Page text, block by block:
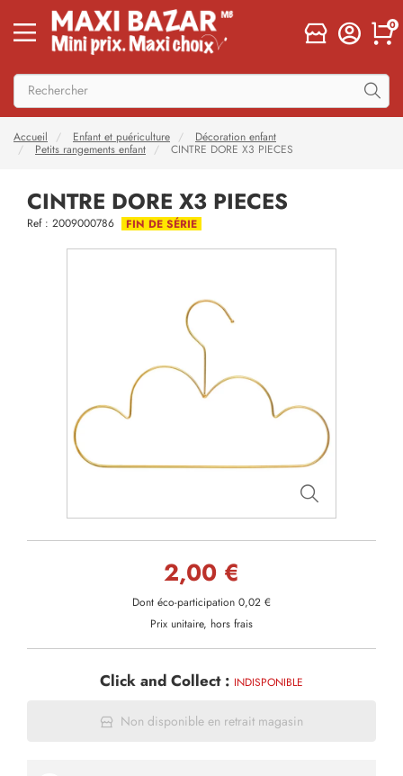
0
Accueil Enfant et puériculture
Décoration enfant
Petits rangements enfant
CINTRE DORE X3 PIECES
CINTRE DORE X3 PIECES
Ref : 2009000786 FIN DE SÉRIE
2,00 €
Dont éco-participation 0,02 €
Prix unitaire, hors frais
Click and Collect : INDISPONIBLE
Non disponible en retrait magasin